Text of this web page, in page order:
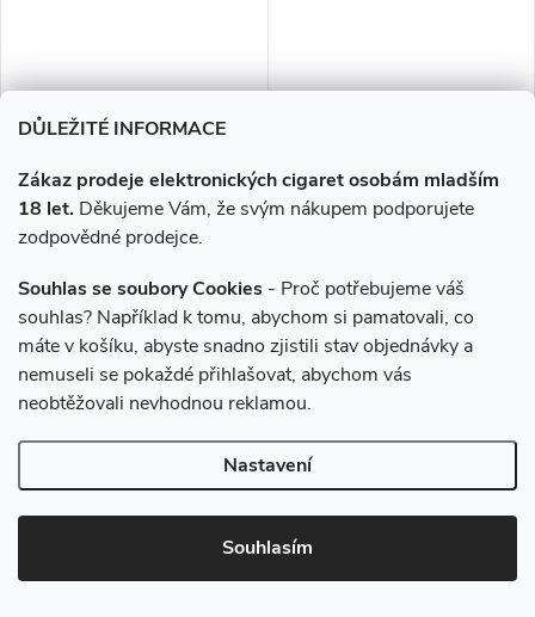
DŮLEŽITÉ INFORMACE
Zákaz prodeje elektronických cigaret osobám mladším
18 let. Děkujeme Vám, že svým nákupem podporujete
zodpovědné prodejce.
Souhlas se soubory Cookies - Proč potřebujeme váš
souhlas? Například k tomu, abychom si pamatovali, co
máte v košíku, abyste snadno zjistili stav objednávky a
nemuseli se pokaždé přihlašovat, abychom vás
neobtěžovali nevhodnou reklamou.
Nastavení
Souhlasím
Liquid Dekang Fifty Happy
Color 10ml - 16mg
195 Kč
Momentálně nedostupné
Liquid Dekang Fifty Happy
195 Kč
Momentálně nedostupné
Další z řady oblíbených